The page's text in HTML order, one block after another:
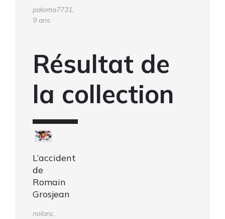
paloma7731,
9 ans
Résultat de
la collection
L’accident
de
Romain
Grosjean
nolanc,